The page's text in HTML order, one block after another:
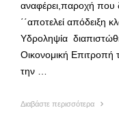
αναφέρει,παροχή που
΄΄αποτελεί απόδειξη
Υδροληψία
Οικονομική
την …
Διαβάστε περισσότερα